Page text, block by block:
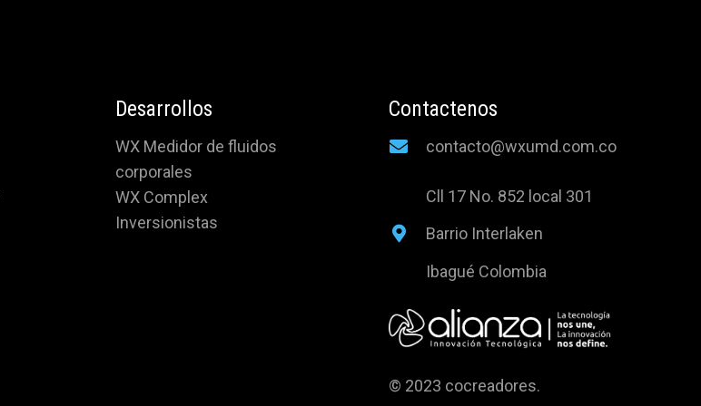
Desarrollos
WX Medidor de fluidos
corporales
WX Complex
Inversionistas
Contactenos
contacto@wxumd.com.co
Cll 17 No. 852 local 301
Barrio Interlaken
Ibagué Colombia
© 2023 cocreadores.